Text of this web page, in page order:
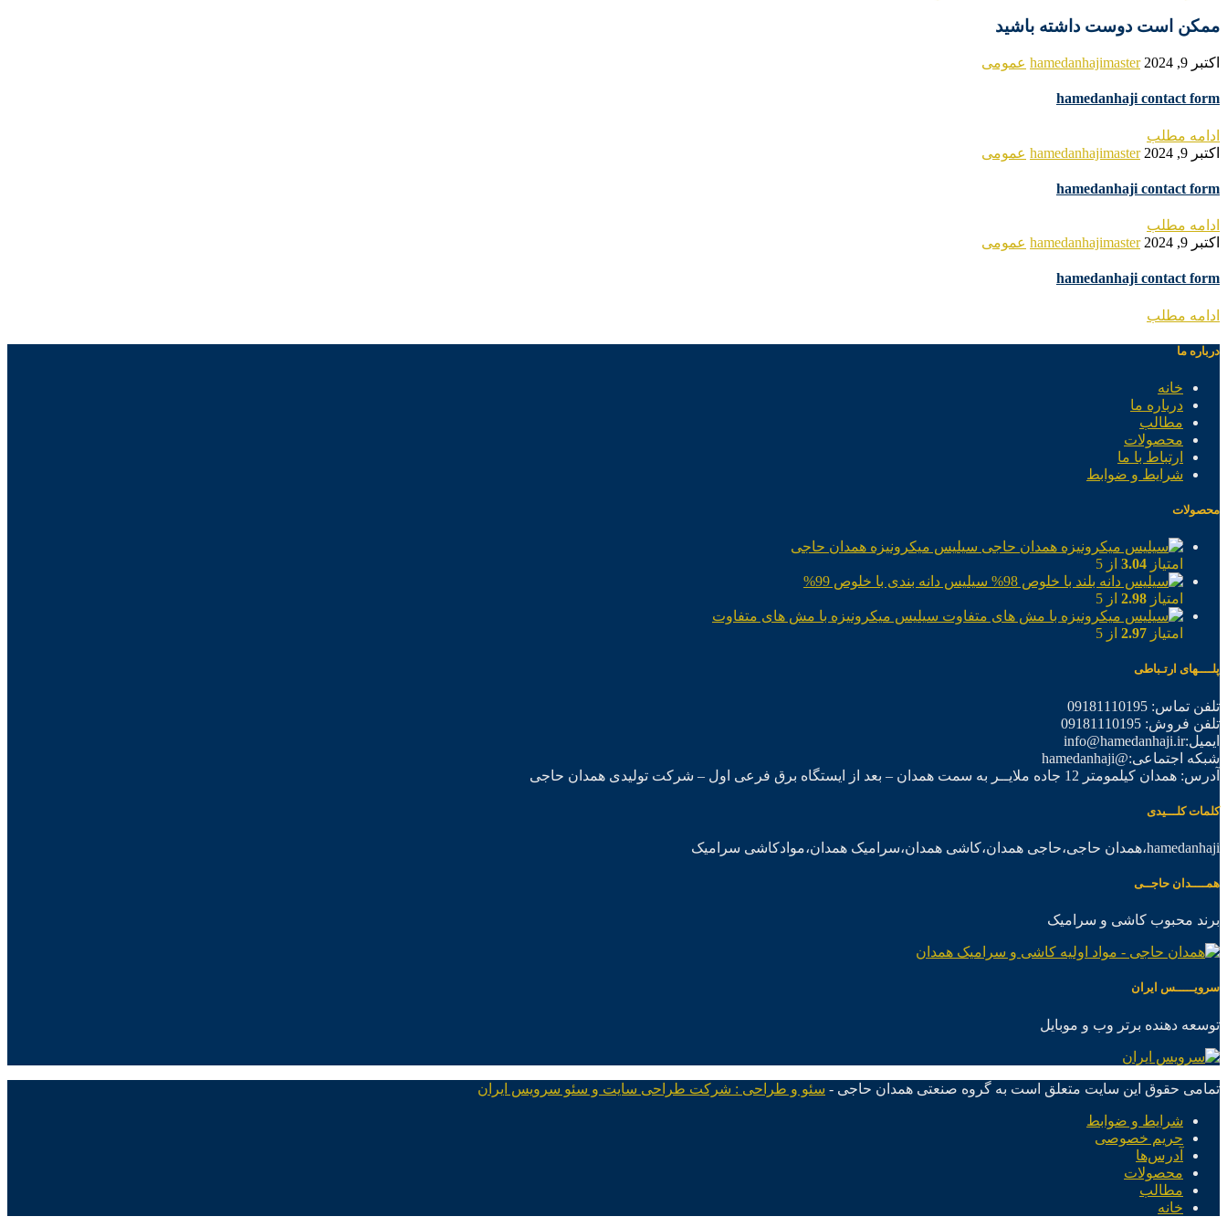
ممکن است دوست داشته باشید
اکتبر 9, 2024 hamedanhajimaster عمومی
hamedanhaji contact form
ادامه مطلب
اکتبر 9, 2024
hamedanhajimaster عمومی
hamedanhaji contact form
ادامه مطلب
اکتبر 9, 2024
hamedanhajimaster عمومی
hamedanhaji contact form
ادامه مطلب
درباره ما
خانه
درباره ما
مطالب
محصولات
ارتباط با ما
شرایط و ضوابط
محصولات
سیلیس میکرونیزه همدان حاجی
امتیاز 3.04 از 5
سیلیس دانه بندی با خلوص 99%
امتیاز 2.98 از 5
سیلیس میکرونیزه با مش های متفاوت
امتیاز 2.97 از 5
پلــــهای ارتـباطی
تلفن تماس: 09181110195
تلفن فروش: 09181110195
ایمیل:info@hamedanhaji.ir
شبکه اجتماعی:@hamedanhaji
آدرس: همدان کیلمومتر 12 جاده ملایــر به سمت همدان – بعد از ایستگاه برق فرعی اول – شرکت تولیدی همدان حاجی
کلمات کلـــیدی
hamedanhaji،همدان حاجی،حاجی همدان،کاشی همدان،سرامیک همدان،موادکاشی سرامیک
همــــدان حاجــی
برند محبوب کاشی و سرامیک
سرویـــــس ایران
توسعه دهنده برتر وب و موبایل
تمامی حقوق این سایت متعلق است به گروه صنعتی همدان حاجی - سئو و طراحی : شرکت طراحی سایت و سئو سرویس ایران
شرایط و ضوابط
حریم خصوصی
آدرس‌ها
محصولات
مطالب
خانه